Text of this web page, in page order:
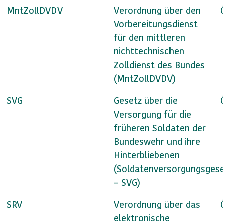
MntZollDVDV
Verordnung über den
Vorbereitungsdienst
für den mittleren
nichttechnischen
Zolldienst des Bundes
(MntZollDVDV)
SVG
Gesetz über die
Versorgung für die
früheren Soldaten der
Bundeswehr und ihre
Hinterbliebenen
– SVG)
SRV
Verordnung über das
elektronische